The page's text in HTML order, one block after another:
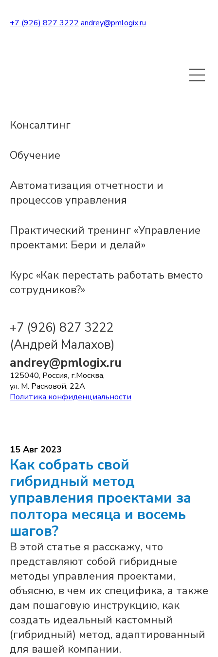
+7 (926) 827 3222 andrey@pmlogix.ru
+7 (926) 827 3222
(Андрей Малахов)
andrey@pmlogix.ru
125040, Россия, г.Москва,
ул. М. Расковой, 22А
Политика конфиденциальности
Консалтинг
Обучение
Автоматизация отчетности и
процессов управления
Практический тренинг «Управление
проектами: Бери и делай»
Курс «Как перестать работать вместо
сотрудников?»
15 Авг 2023
Как собрать свой
гибридный метод
управления проектами за
полтора месяца и восемь
шагов?
В этой статье я расскажу, что
представляют собой гибридные
методы управления проектами,
объясню, в чем их специфика, а также
дам пошаговую инструкцию, как
создать идеальный кастомный
(гибридный) метод, адаптированный
для вашей компании.